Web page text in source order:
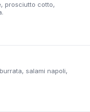
prosciutto cotto,
salami napoli,